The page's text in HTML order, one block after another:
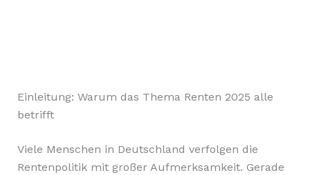
Einleitung: Warum das Thema Renten 2025 alle
betrifft
Viele Menschen in Deutschland verfolgen die
Rentenpolitik mit großer Aufmerksamkeit. Gerade